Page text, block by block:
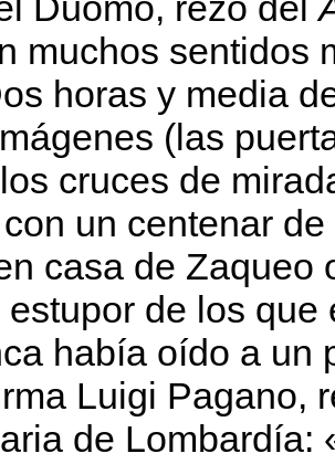
muchos sentidos
horas y media
(las
cruces de
un centenar
casa de Zaqueo
de los
había oído a un
Luigi Pagano,
de Lombardía: